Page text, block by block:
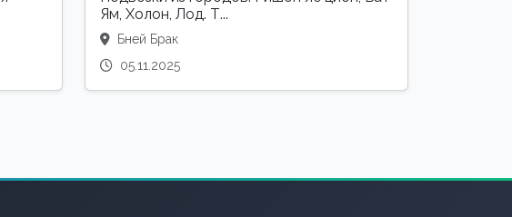
Ям, Холон, Лод. Т...
Бней Брак
05.11.2025